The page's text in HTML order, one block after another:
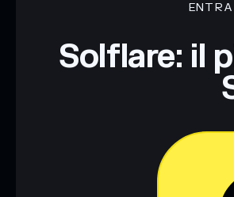
Solflare: il